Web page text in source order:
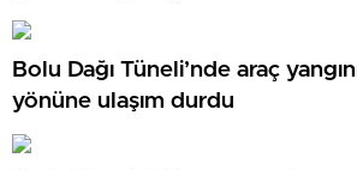
Bolu Dağı Tüneli’nde araç
yönüne ulaşım durdu